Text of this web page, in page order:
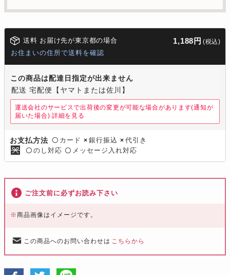
送料 お届け先が東京都の場合 1,188円 (税込)
お住まいの住所で送料を確認
この商品は配達日指定が出来ません
配送 宅配便【ヤマトまたは佐川】
運送会社のサービスで出荷後の変更が可能な場合があります(通知が
届いた場合) 詳細を見る
お支払方法 〇 カード × 銀行振込 × 代引き
〇 のし対応 〇 メッセージ入れ対応
ご注文前に必ずお読み下さい
※商品画像はイメージです。
この商品へのお問い合わせは こちらから